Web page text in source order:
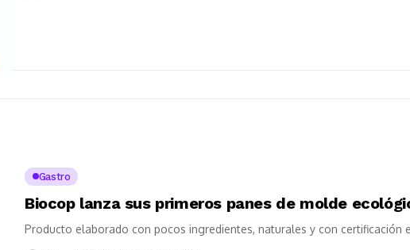
Gastro
Biocop lanza sus primeros panes de molde
Producto elaborado con pocos ingredientes, naturales y con certificación